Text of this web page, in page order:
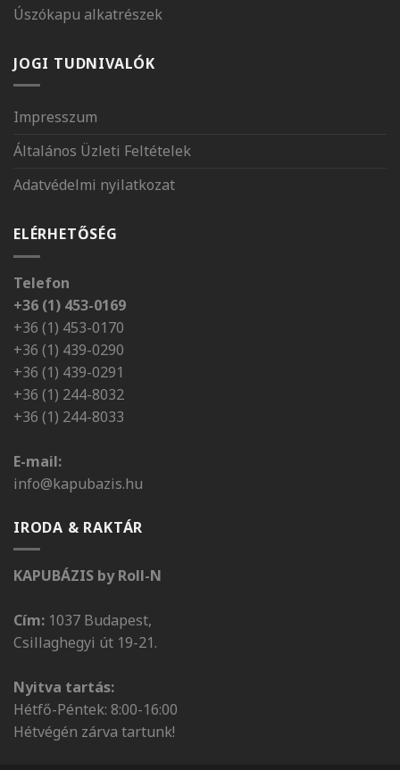
Úszókapu alkatrészek
JOGI TUDNIVALÓK
Impresszum
Általános Üzleti Feltételek
Adatvédelmi nyilatkozat
ELÉRHETŐSÉG
Telefon
+36 (1) 453-0169
+36 (1) 453-0170
+36 (1) 439-0290
+36 (1) 439-0291
+36 (1) 244-8032
+36 (1) 244-8033
E-mail:
info@kapubazis.hu
IRODA & RAKTÁR
KAPUBÁZIS by Roll-N
Cím: 1037 Budapest,
Csillaghegyi út 19-21.
Nyitva tartás:
Hétfő-Péntek: 8:00-16:00
Hétvégén zárva tartunk!